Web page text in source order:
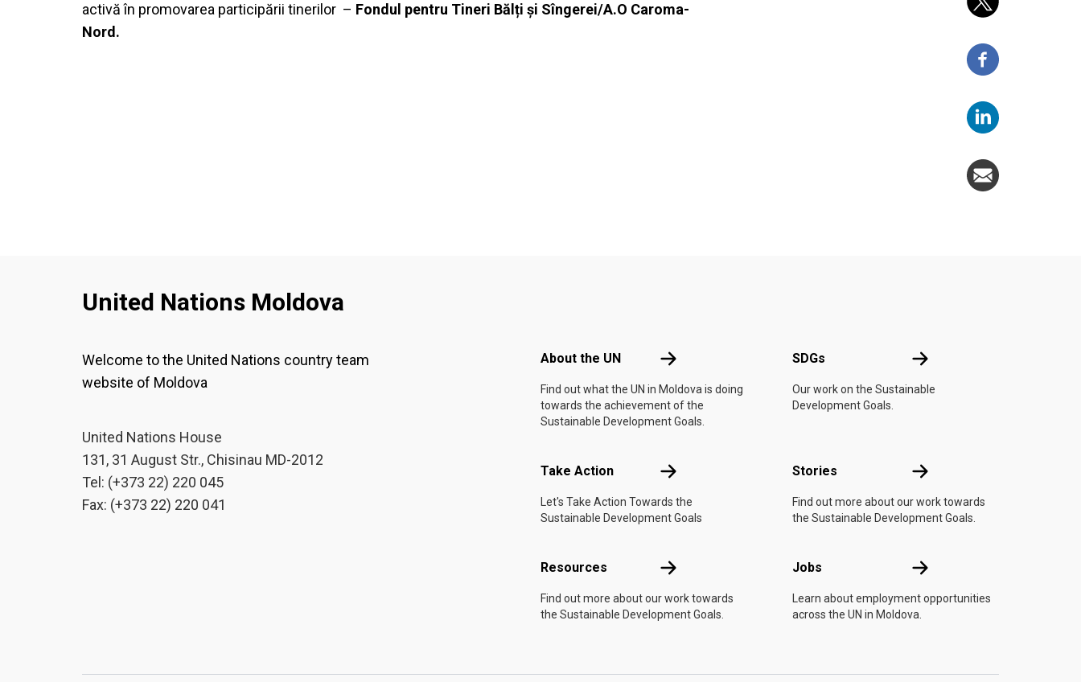
activă în promovarea participării tinerilor – Fondul pentru Tineri Bălți și Sîngerei/A.O Caroma-
Nord.
United Nations Moldova
Welcome to the United Nations country team
website of Moldova
United Nations House
131, 31 August Str., Chisinau MD-2012
Tel: (+373 22) 220 045
Fax: (+373 22) 220 041
About the UN About the UN
Find out what the UN in Moldova is doing
towards the achievement of the
Sustainable Development Goals.
SDGs SDGs
Our work on the Sustainable
Development Goals.
Take Action Take Action
Let's Take Action Towards the
Sustainable Development Goals
Stories Stories
Find out more about our work towards
the Sustainable Development Goals.
Resources Resources
Find out more about our work towards
the Sustainable Development Goals.
Jobs Jobs
Learn about employment opportunities
across the UN in Moldova.